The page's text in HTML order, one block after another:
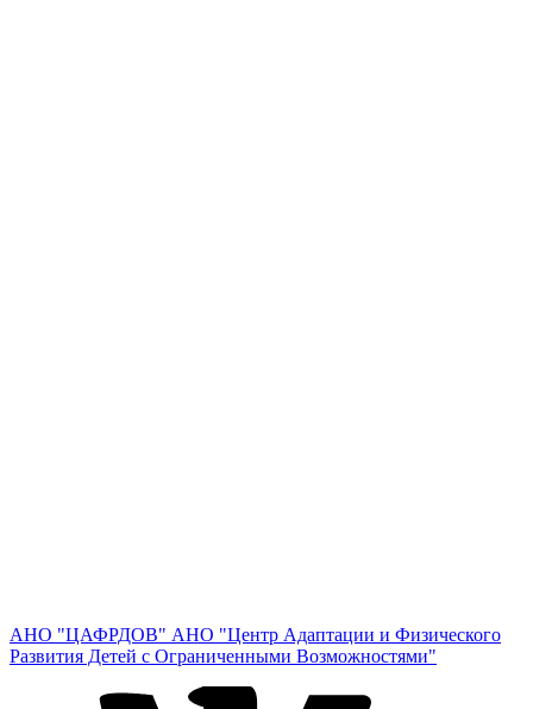
АНО "ЦАФРДОВ" АНО "Центр Адаптации и Физического
Развития Детей с Ограниченными Возможностями"